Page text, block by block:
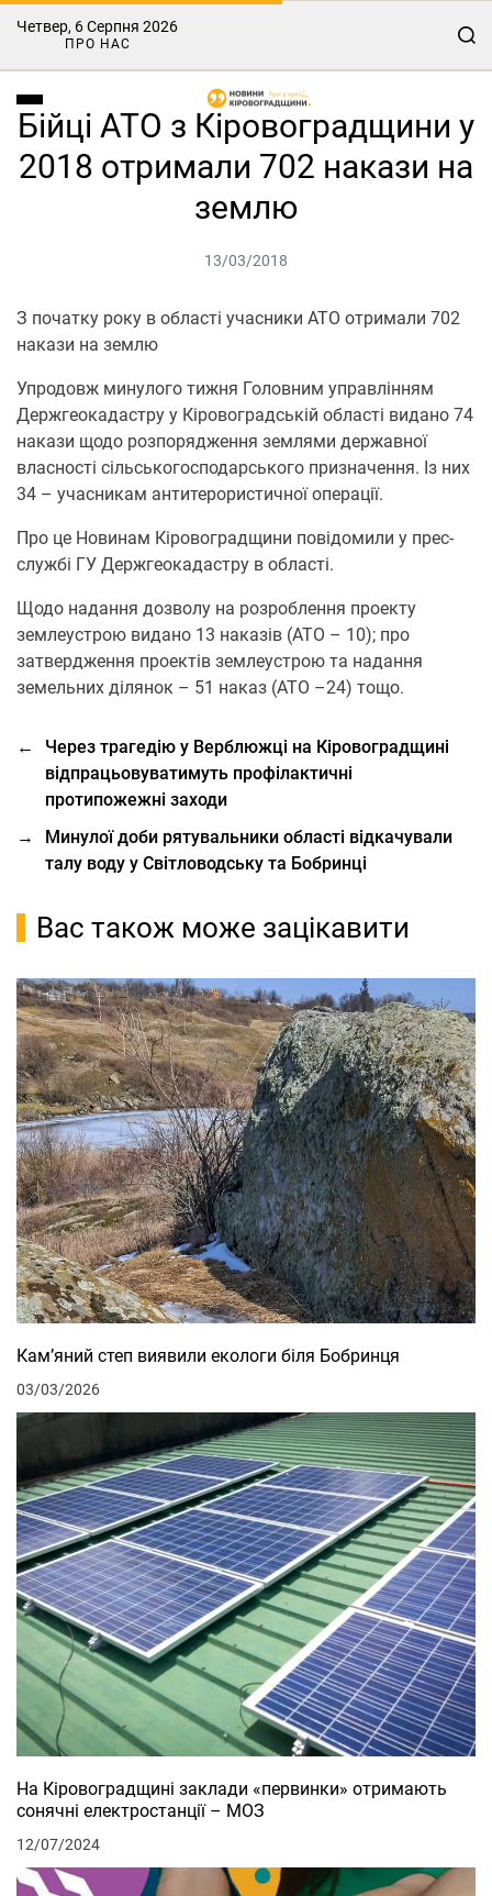
Четвер, 6 Серпня 2026
ПРО НАС
Бійці АТО з Кіровоградщини у
2018 отримали 702 накази на
землю
13/03/2018
З початку року в області учасники АТО отримали 702
накази на землю
Упродовж минулого тижня Головним управлінням
Держгеокадастру у Кіровоградській області видано 74
накази щодо розпорядження землями державної
власності сільськогосподарського призначення. Із них
34 – учасникам антитерористичної операції.
Про це Новинам Кіровоградщини повідомили у прес-
службі ГУ Держгеокадастру в області.
Щодо надання дозволу на розроблення проекту
землеустрою видано 13 наказів (АТО – 10); про
затвердження проектів землеустрою та надання
земельних ділянок – 51 наказ (АТО –24) тощо.
←
Через трагедію у Верблюжці на Кіровоградщині
відпрацьовуватимуть профілактичні
протипожежні заходи
→
Минулої доби рятувальники області відкачували
талу воду у Світловодську та Бобринці
Вас також може зацікавити
Кам’яний степ виявили екологи біля Бобринця
03/03/2026
На Кіровоградщині заклади «первинки» отримають
сонячні електростанції – МОЗ
12/07/2024